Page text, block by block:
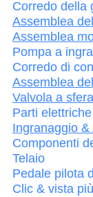
Corredo della
Assemblea
Assemblea
Pompa a
Corredo di
Assemblea
Valvola a sfera
Parti elettriche
Ingranaggio
Componenti
Telaio
Pedale pilota
Clic & vista più